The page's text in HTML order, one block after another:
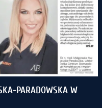
PARADOWSKA W